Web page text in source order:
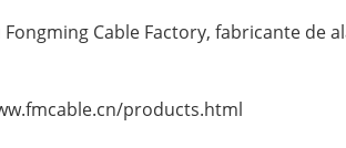
Fongming Cable Factory, fabricante de
products.html